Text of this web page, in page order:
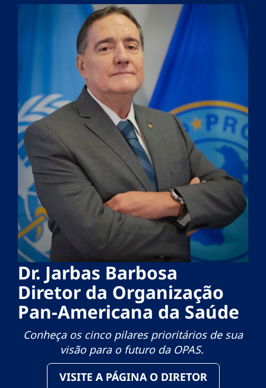
Dr. Jarbas Barbosa
Diretor da Organização
Pan-Americana da Saúde
Conheça os cinco pilares prioritários de sua
visão para o futuro da OPAS.
VISITE A PÁGINA O DIRETOR